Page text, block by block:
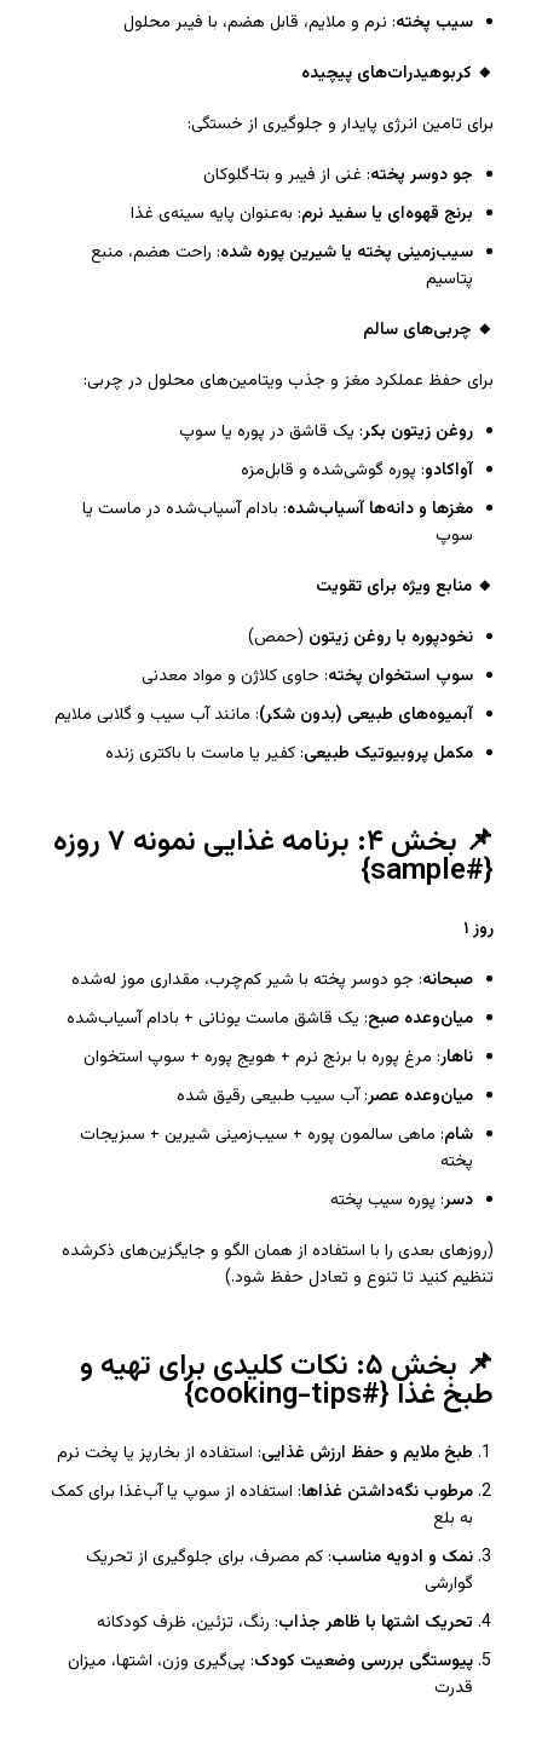
سیب پخته: نرم و ملایم، قابل هضم، با فیبر محلول
🔸 کربوهیدرات‌های پیچیده
برای تامین انرژی پایدار و جلوگیری از خستگی:
جو دوسر پخته: غنی از فیبر و بتا‑گلوکان
برنج قهوه‌ای یا سفید نرم: به‌عنوان پایه سینه‌ی غذا
سیب‌زمینی پخته یا شیرین پوره شده: راحت هضم، منبع
پتاسیم
🔸 چربی‌های سالم
برای حفظ عملکرد مغز و جذب ویتامین‌های محلول در چربی:
روغن زیتون بکر: یک قاشق در پوره یا سوپ
آواکادو: پوره گوشی‌شده و قابل‌مزه
مغزها و دانه‌ها آسیاب‌شده: بادام آسیاب‌شده در ماست یا
سوپ
🔸 منابع ویژه برای تقویت
نخودپوره با روغن زیتون (حمص)
سوپ استخوان پخته: حاوی کلاژن و مواد معدنی
آبمیوه‌های طبیعی (بدون شکر): مانند آب سیب و گلابی ملایم
مکمل پروبیوتیک طبیعی: کفیر یا ماست با باکتری زنده
📌 بخش ۴: برنامه غذایی نمونه ۷ روزه
{#sample}
روز ۱
صبحانه: جو دوسر پخته با شیر کم‌چرب، مقداری موز له‌شده
میان‌وعده صبح: یک قاشق ماست یونانی + بادام آسیاب‌شده
ناهار: مرغ پوره با برنج نرم + هویج پوره + سوپ استخوان
میان‌وعده عصر: آب سیب طبیعی رقیق شده
شام: ماهی سالمون پوره + سیب‌زمینی شیرین + سبزیجات
پخته
دسر: پوره سیب پخته
(روزهای بعدی را با استفاده از همان الگو و جایگزین‌های ذکرشده
تنظیم کنید تا تنوع و تعادل حفظ شود.)
📌 بخش ۵: نکات کلیدی برای تهیه و
طبخ غذا {#cooking-tips}
طبخ ملایم و حفظ ارزش غذایی: استفاده از بخارپز یا پخت نرم
مرطوب نگه‌داشتن غذاها: استفاده از سوپ یا آب‌غذا برای کمک
به بلع
نمک و ادویه مناسب: کم مصرف، برای جلوگیری از تحریک
گوارشی
تحریک اشتها با ظاهر جذاب: رنگ، تزئین، ظرف کودکانه
پیوستگی بررسی وضعیت کودک: پی‌گیری وزن، اشتها، میزان
قدرت